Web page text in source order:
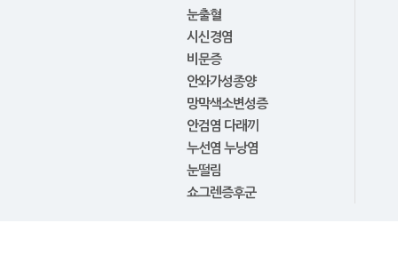
눈출혈
시신경염
비문증
안와가성종양
망막색소변성증
안검염 다래끼
누선염 누낭염
눈떨림
쇼그렌증후군